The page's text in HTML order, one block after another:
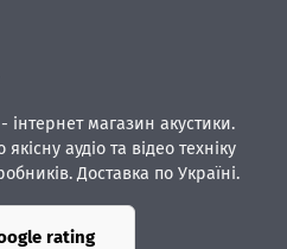
інтернет магазин акустики.
аудіо та відео техніку
Доставка по Україні.
rating